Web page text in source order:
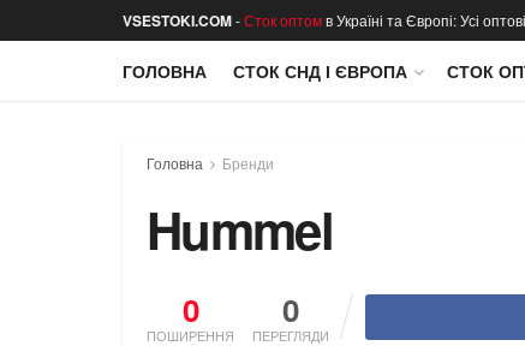
VSESTOKI.COM-Сток оптомв Україні та Європі: Усі
ГОЛОВНА СТОК СНД І ЄВРОПА СТОК
Головна Бренди
Hummel
0
ПОШИРЕННЯ
0
ПЕРЕГЛЯДИ